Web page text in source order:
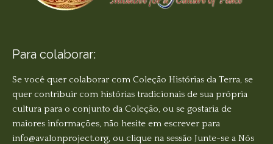
Para colaborar:
Se você quer colaborar com Coleção Histórias da Terra, se
quer contribuir com histórias tradicionais de sua própria
cultura para o conjunto da Coleção, ou se gostaria de
maiores informações, não hesite em escrever para
info@avalonproject.org, ou clique na sessão Junte-se a Nós